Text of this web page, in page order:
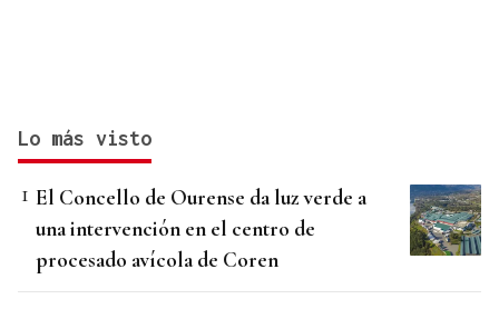
Lo más visto
El Concello de Ourense da luz verde a
una intervención en el centro de
procesado avícola de Coren